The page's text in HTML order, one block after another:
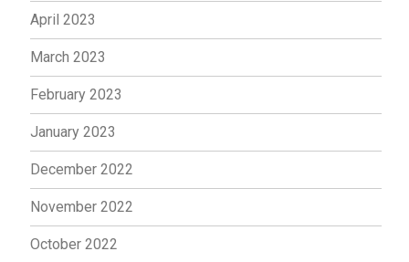
April 2023
March 2023
February 2023
January 2023
December 2022
November 2022
October 2022